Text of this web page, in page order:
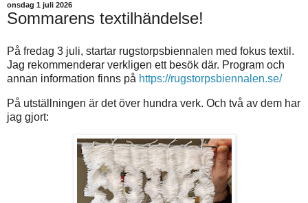
onsdag 1 juli 2026
Sommarens textilhändelse!
På fredag 3 juli, startar rugstorpsbiennalen med fokus textil.
Jag rekommenderar verkligen ett besök där. Program och
annan information finns på https://rugstorpsbiennalen.se/
På utställningen är det över hundra verk. Och två av dem har
jag gjort: